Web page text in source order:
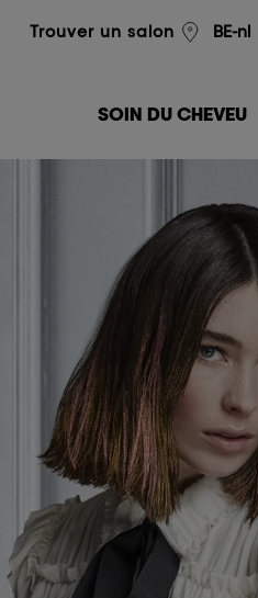
Trouver un salon BE-nl
L'Oréal Professionnel
SOIN DU CHEVEU